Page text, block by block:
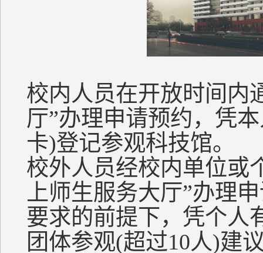
校内人员在开放时间内
厅”办理申请预约，凭
卡)登记参观科技馆。
校外人员经校内单位或
上师生服务大厅”办理
要求的前提下，凭个人
团体参观(超过10人)建